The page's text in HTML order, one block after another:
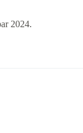
2024.